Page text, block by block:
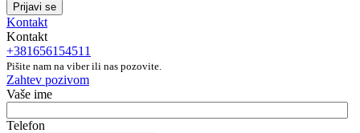
Prijavi se
Kontakt
Kontakt
+381656154511
Pišite nam na viber ili nas pozovite.
Zahtev pozivom
Vaše ime
Telefon